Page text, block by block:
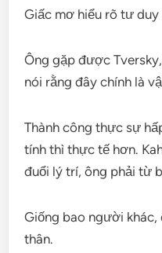
Giấc mơ hiểu rõ tư
Ông gặp được
nói rằng đây chính là
Thành công thực sự
tính thì thực tế hơn.
đuổi lý trí, ông phải từ
Giống bao người
thân.